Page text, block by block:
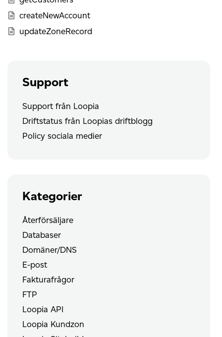
createNewAccount
updateZoneRecord
Support
Support från Loopia
Driftstatus från Loopias driftblogg
Policy sociala medier
Kategorier
Återförsäljare
Databaser
Domäner/DNS
E-post
Fakturafrågor
FTP
Loopia API
Loopia Kundzon